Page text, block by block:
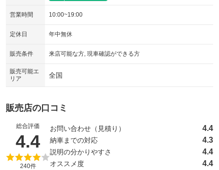
営業時間 10:00~19:00
定休日 年中無休
販売条件 来店可能な方, 現車確認ができる方
販売可能エ
リア
全国
販売店の口コミ
総合評価
4.4（5点満点中）
240件
お問い合わせ（見積り） 4.4
納車までの対応 4.3
説明の分かりやすさ 4.4
オススメ度 4.4